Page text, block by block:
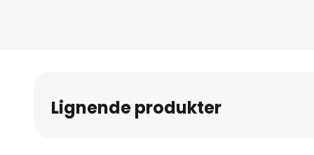
Lignende produkter